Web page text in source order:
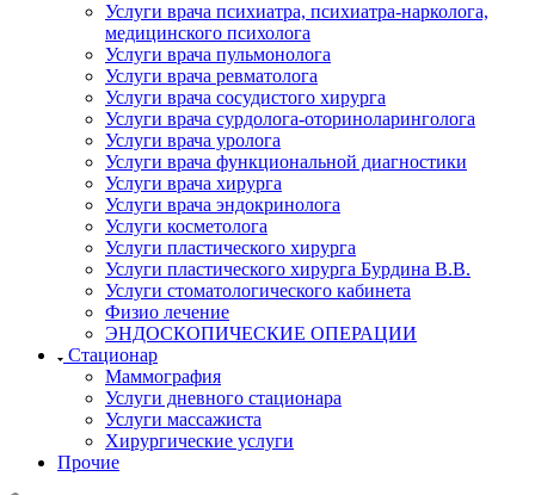
Услуги врача психиатра, психиатра-нарколога,
медицинского психолога
Услуги врача пульмонолога
Услуги врача ревматолога
Услуги врача сосудистого хирурга
Услуги врача сурдолога-оториноларинголога
Услуги врача уролога
Услуги врача функциональной диагностики
Услуги врача хирурга
Услуги врача эндокринолога
Услуги косметолога
Услуги пластического хирурга
Услуги пластического хирурга Бурдина В.В.
Услуги стоматологического кабинета
Физио лечение
ЭНДОСКОПИЧЕСКИЕ ОПЕРАЦИИ
Стационар
Маммография
Услуги дневного стационара
Услуги массажиста
Хирургические услуги
Прочие